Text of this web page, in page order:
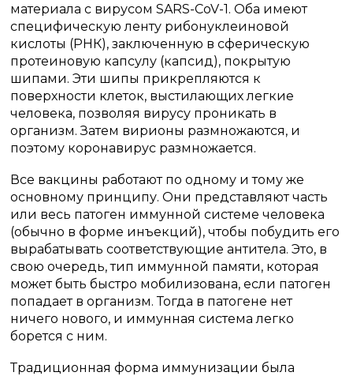
материала с вирусом SARS-CoV-1.Оба имеют
специфическую ленту рибонуклеиновой
кислоты (РНК), заключенную в сферическую
протеиновую капсулу (капсид), покрытую
шипами.Эти шипы прикрепляются к
поверхности клеток, выстилающих легкие
человека, позволяя вирусу проникать в
организм.Затем вирионы размножаются, и
поэтому коронавирус размножается.
Все вакцины работают по одному и тому же
основному принципу.Они представляют часть
или весь патоген иммунной системе человека
(обычно в форме инъекций), чтобы побудить его
вырабатывать соответствующие антитела.Это, в
свою очередь, тип иммунной памяти, которая
может быть быстро мобилизована, если патоген
попадает в организм.Тогда в патогене нет
ничего нового, и иммунная система легко
борется с ним.
Традиционная форма иммунизации была